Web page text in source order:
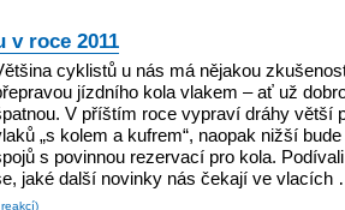
v roce 2011
cyklistů u nás má nějakou
jízdního kola vlakem – ať už
V příštím roce vypraví dráhy větší
„s kolem a kufrem“, naopak nižší
s povinnou rezervací pro kola.
jaké další novinky nás čekají ve vlacích